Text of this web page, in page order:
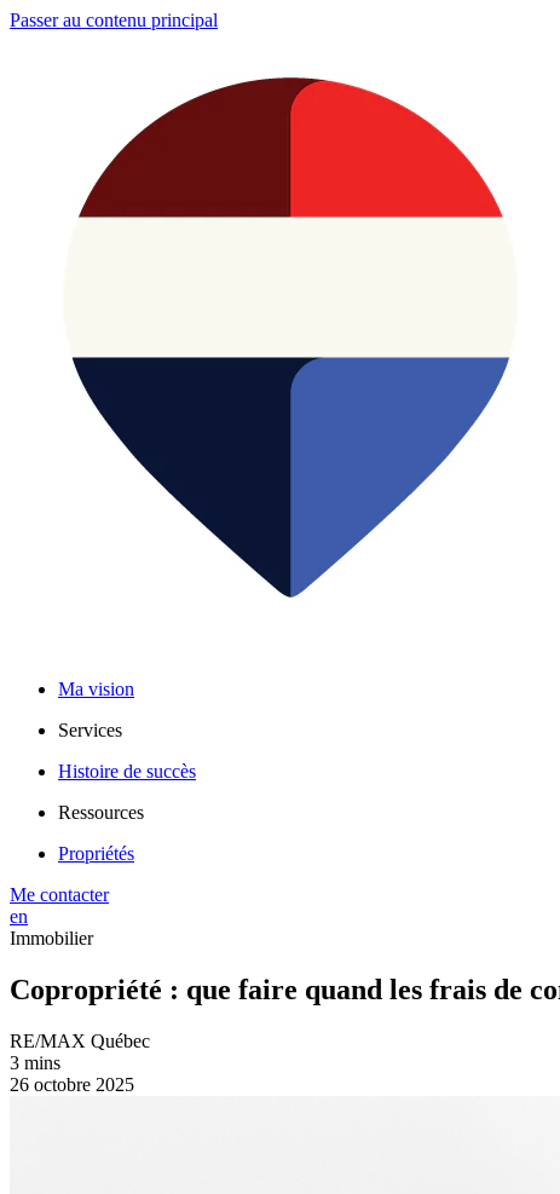
Passer au contenu principal
Ma vision
Services
Histoire de succès
Ressources
Propriétés
Me contacter
en
Immobilier
Copropriété : que faire quand les frais de
RE/MAX Québec
3 mins
26 octobre 2025